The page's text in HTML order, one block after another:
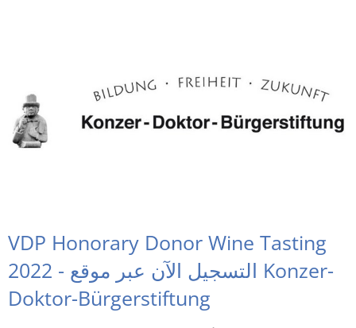
VDP Honorary Donor Wine Tasting
2022 - التسجيل الآن عبر موقع Konzer-
Doktor-Bürgerstiftung